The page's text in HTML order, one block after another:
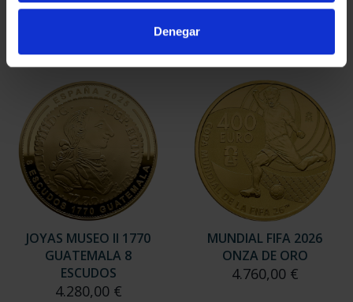
Denegar
JOYAS MUSEO II 1770
GUATEMALA 8
ESCUDOS
4.280,00 €
MUNDIAL FIFA 2026
ONZA DE ORO
4.760,00 €